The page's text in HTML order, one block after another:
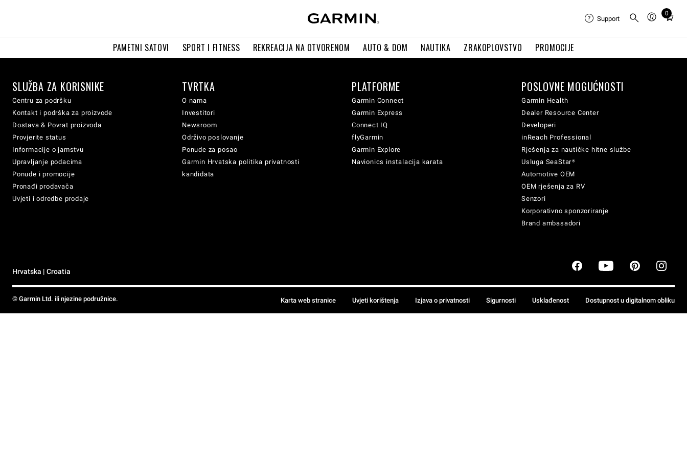
PAMETNI SATOVI SPORT I FITNESS REKREACIJA NA OTVORENOM AUTO & DOM NAUTIKA ZRAKOPLOVSTVO PROMOCIJE
Support
0
Total
in
SLUŽBA ZA KORISNIKE
Centru za podršku
Kontakt i podrška za proizvode
Dostava & Povrat proizvoda
Provjerite status
Informacije o jamstvu
Upravljanje podacima
Ponude i promocije
Pronađi prodavača
Uvjeti i odredbe prodaje
TVRTKA
O nama
Investitori
Newsroom
Održivo poslovanje
Ponude za posao
Garmin Hrvatska politika privatnosti
kandidata
PLATFORME
Garmin Connect
Garmin Express
Connect IQ
flyGarmin
Garmin Explore
Navionics instalacija karata
POSLOVNE MOGUĆNOSTI
Garmin Health
Dealer Resource Center
Developeri
inReach Professional
Rješenja za nautičke hitne službe
Usluga SeaStar®
Automotive OEM
OEM rješenja za RV
Senzori
Korporativno sponzoriranje
Brand ambasadori
Hrvatska | Croatia
© Garmin Ltd. ili njezine podružnice. Karta web stranice Uvjeti korištenja Izjava o privatnosti Sigurnosti Usklađenost Dostupnost u digitalnom obliku